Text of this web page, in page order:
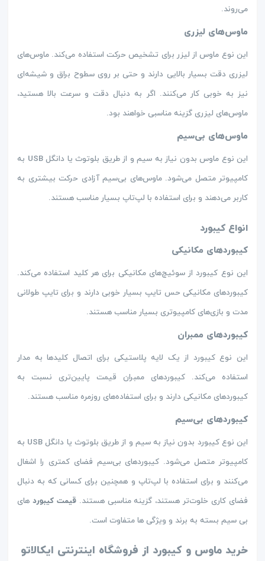
می‌روند.
ماوس‌های لیزری
این نوع ماوس از لیزر برای تشخیص حرکت استفاده می‌کند. ماوس‌های
لیزری دقت بسیار بالایی دارند و حتی بر روی سطوح براق و شیشه‌ای
نیز به خوبی کار می‌کنند. اگر به دنبال دقت و سرعت بالا هستید،
ماوس‌های لیزری گزینه مناسبی خواهند بود.
ماوس‌های بی‌سیم
این نوع ماوس بدون نیاز به سیم و از طریق بلوتوث یا دانگل USB به
کامپیوتر متصل می‌شود. ماوس‌های بی‌سیم آزادی حرکت بیشتری به
کاربر می‌دهند و برای استفاده با لپ‌تاپ بسیار مناسب هستند.
انواع کیبورد
کیبوردهای مکانیکی
این نوع کیبورد از سوئیچ‌های مکانیکی برای هر کلید استفاده می‌کند.
کیبوردهای مکانیکی حس تایپ بسیار خوبی دارند و برای تایپ طولانی
مدت و بازی‌های کامپیوتری بسیار مناسب هستند.
کیبوردهای ممبران
این نوع کیبورد از یک لایه پلاستیکی برای اتصال کلیدها به مدار
استفاده می‌کند. کیبوردهای ممبران قیمت پایین‌تری نسبت به
کیبوردهای مکانیکی دارند و برای استفاده‌های روزمره مناسب هستند.
کیبوردهای بی‌سیم
این نوع کیبورد بدون نیاز به سیم و از طریق بلوتوث یا دانگل USB به
کامپیوتر متصل می‌شود. کیبوردهای بی‌سیم فضای کمتری را اشغال
می‌کنند و برای استفاده با لپ‌تاپ و همچنین برای کسانی که به دنبال
فضای کاری خلوت‌تر هستند، گزینه مناسبی هستند.قیمت کیبورد های
بی سیم بسته به برند و ویژگی ها متفاوت است.
خرید ماوس و کیبورد از فروشگاه اینترنتی ایکالاتو